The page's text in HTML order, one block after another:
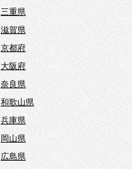
三重県
滋賀県
京都府
大阪府
奈良県
和歌山県
兵庫県
岡山県
広島県